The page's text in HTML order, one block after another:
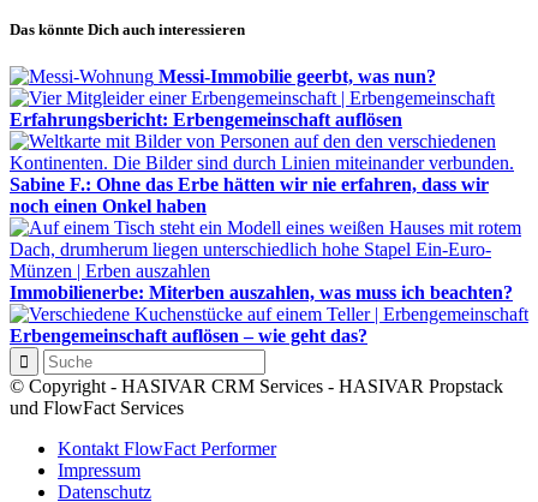
Das könnte Dich auch interessieren
Messi-Immobilie geerbt, was nun?
Erfahrungsbericht: Erbengemeinschaft auflösen
Sabine F.: Ohne das Erbe hätten wir nie erfahren, dass wir
noch einen Onkel haben
Immobilienerbe: Miterben auszahlen, was muss ich beachten?
Erbengemeinschaft auflösen – wie geht das?
© Copyright - HASIVAR CRM Services - HASIVAR Propstack
und FlowFact Services
Kontakt FlowFact Performer
Impressum
Datenschutz